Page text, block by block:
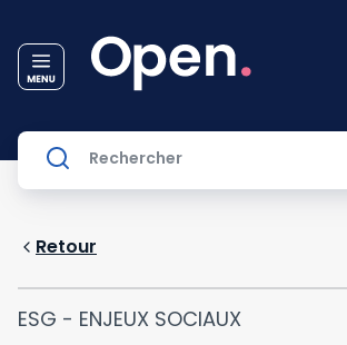
Retour
ESG - ENJEUX SOCIAUX